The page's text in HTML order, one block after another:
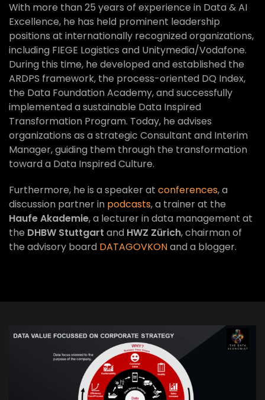
With more than 25 years of experience in Data & AI
Excellence, he has held prominent leadership
positions at internationally recognized organizations,
including FIEGE Logistics and Unitymedia/Vodafone.
During this time, he developed and established the
ARDPS framework, the process-oriented DQ Index,
the Data Foundation Academy, and successfully
implemented a sustainable Data Inspired
Transformation Program. Today, he advises
organizations as a strategic Consultant and Interim
Manager, guiding them through the transformation
toward a Data Inspired Culture.
Furthermore, he is a speaker at conferences, a
discussion partner in podcasts, a trainer at the
Haufe Akademie, a lecturer in data management at
the DHBW Stuttgart and HWZ Zürich, chairman of
the advisory board DATAGOVKONand a blogger.